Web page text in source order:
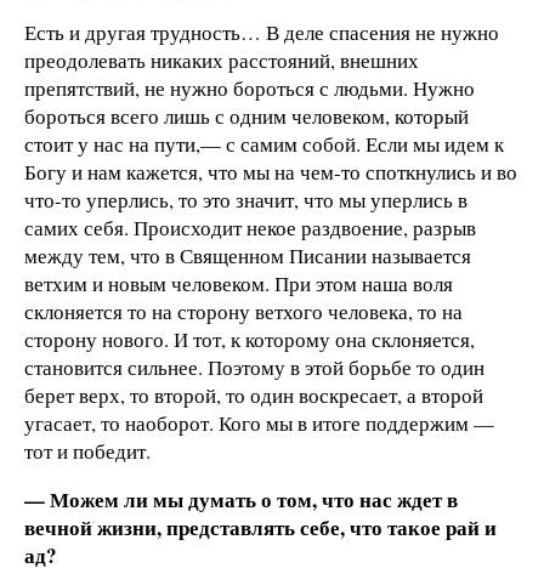
Есть и другая трудность… В деле спасения не нужно
преодолевать никаких расстояний, внешних
препятствий, не нужно бороться с людьми. Нужно
бороться всего лишь с одним человеком, который
стоит у нас на пути,— с самим собой. Если мы идем к
Богу и нам кажется, что мы на чем-то споткнулись и во
что-то уперлись, то это значит, что мы уперлись в
самих себя. Происходит некое раздвоение, разрыв
между тем, что в Священном Писании называется
ветхим и новым человеком. При этом наша воля
склоняется то на сторону ветхого человека, то на
сторону нового. И тот, к которому она склоняется,
становится сильнее. Поэтому в этой борьбе то один
берет верх, то второй, то один воскресает, а второй
угасает, то наоборот. Кого мы в итоге поддержим —
тот и победит.
— Можем ли мы думать о том, что нас ждет в
вечной жизни, представлять себе, что такое рай и
ад?